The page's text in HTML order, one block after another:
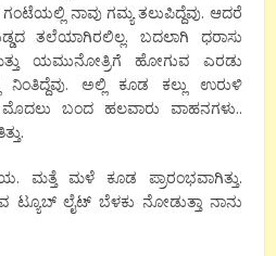
ನಾವು ಗಮ್ಯ ತಲುಪಿದ್ದೆವು. ಆದರೆ
ತಲೆಯಾಗಿರಲಿಲ್ಲ. ಬದಲಾಗಿ ಧರಾಸು
ಯಮುನೋತ್ರಿಗೆ ಹೋಗುವ ಎರಡು
ನಿಂತಿದ್ದೆವು. ಅಲ್ಲಿ ಕೂಡ ಕಲ್ಲು ಉರುಳಿ
ಮೊದಲು ಬಂದ ಹಲವಾರು ವಾಹನಗಳು..
ಮತ್ತೆ ಮಳೆ ಕೂಡ ಪ್ರಾರಂಭವಾಗಿತ್ತು.
ಲೈಟ್ ಬೆಳಕು ನೋಡುತ್ತಾ ನಾನು